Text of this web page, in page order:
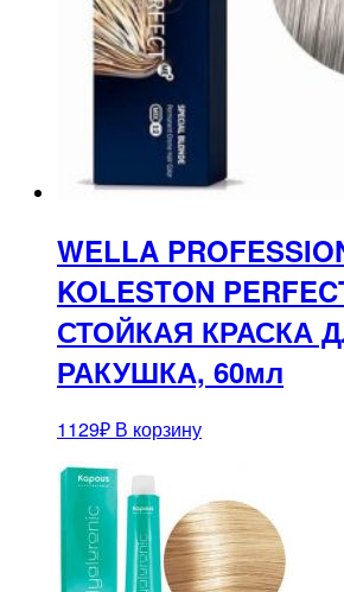
WELLA
KOLESTON
СТОЙКАЯ КРАСКА
РАКУШКА, 60мл
1129₽ В корзину